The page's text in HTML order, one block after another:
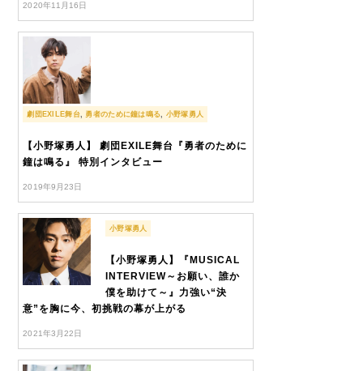
2020年11月16日
劇団EXILE舞台, 勇者のために鐘は鳴る 小野塚勇人
【小野塚勇人】 劇団EXILE舞台『勇者のために
鐘は鳴る』 特別インタビュー
2019年9月23日
小野塚勇人
【小野塚勇人】『MUSICAL
INTERVIEW～お願い、誰か
僕を助けて～』力強い“決
意”を胸に今、初挑戦の幕が上がる
2021年3月22日